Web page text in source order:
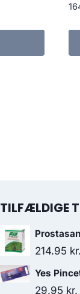
TILFÆLDIGE
Prostasan
214.95 kr.
Yes
29.95 kr.